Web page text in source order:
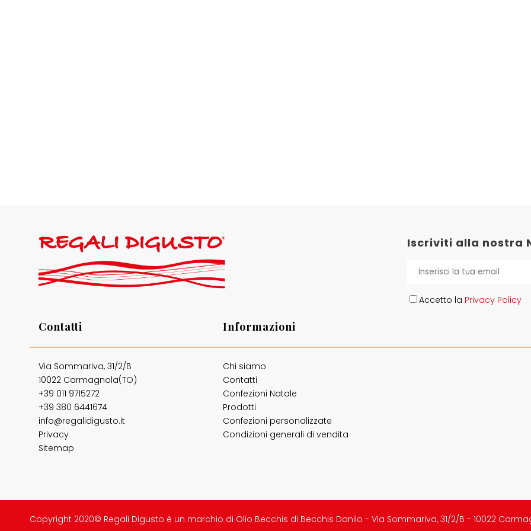
Iscriviti alla nostra
Accetto la Privacy Policy
Contatti
Via Sommariva, 31/2/B
10022 Carmagnola(TO)
+39 011 9715272
+39 380 6441674
info@regalidigusto.it
Privacy
Sitemap
Informazioni
Chi siamo
Contatti
Confezioni Natale
Prodotti
Confezioni personalizzate
Condizioni generali di vendita
Copyright 2020© Regali Digusto è un marchio di Olio Becchis di Becchis Danilo - Via Sommariva, 31/2/B - 10022